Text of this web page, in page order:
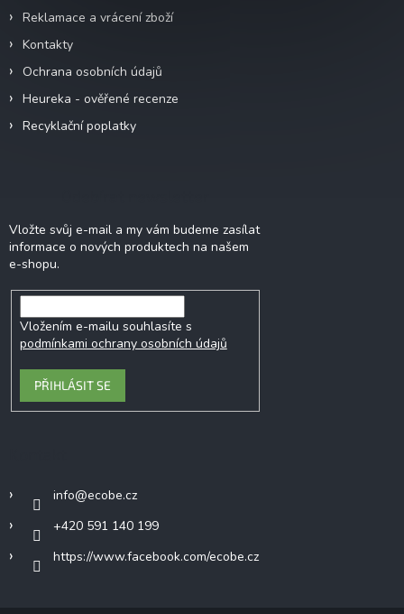
Reklamace a vrácení zboží
Kontakty
Ochrana osobních údajů
Heureka - ověřené recenze
Recyklační poplatky
Vložte svůj e-mail a my vám budeme zasílat
informace o nových produktech na našem
e-shopu.
Vložením e-mailu souhlasíte s
podmínkami ochrany osobních údajů
PŘIHLÁSIT SE
info@ecobe.cz
+420 591 140 199
https://www.facebook.com/ecobe.cz